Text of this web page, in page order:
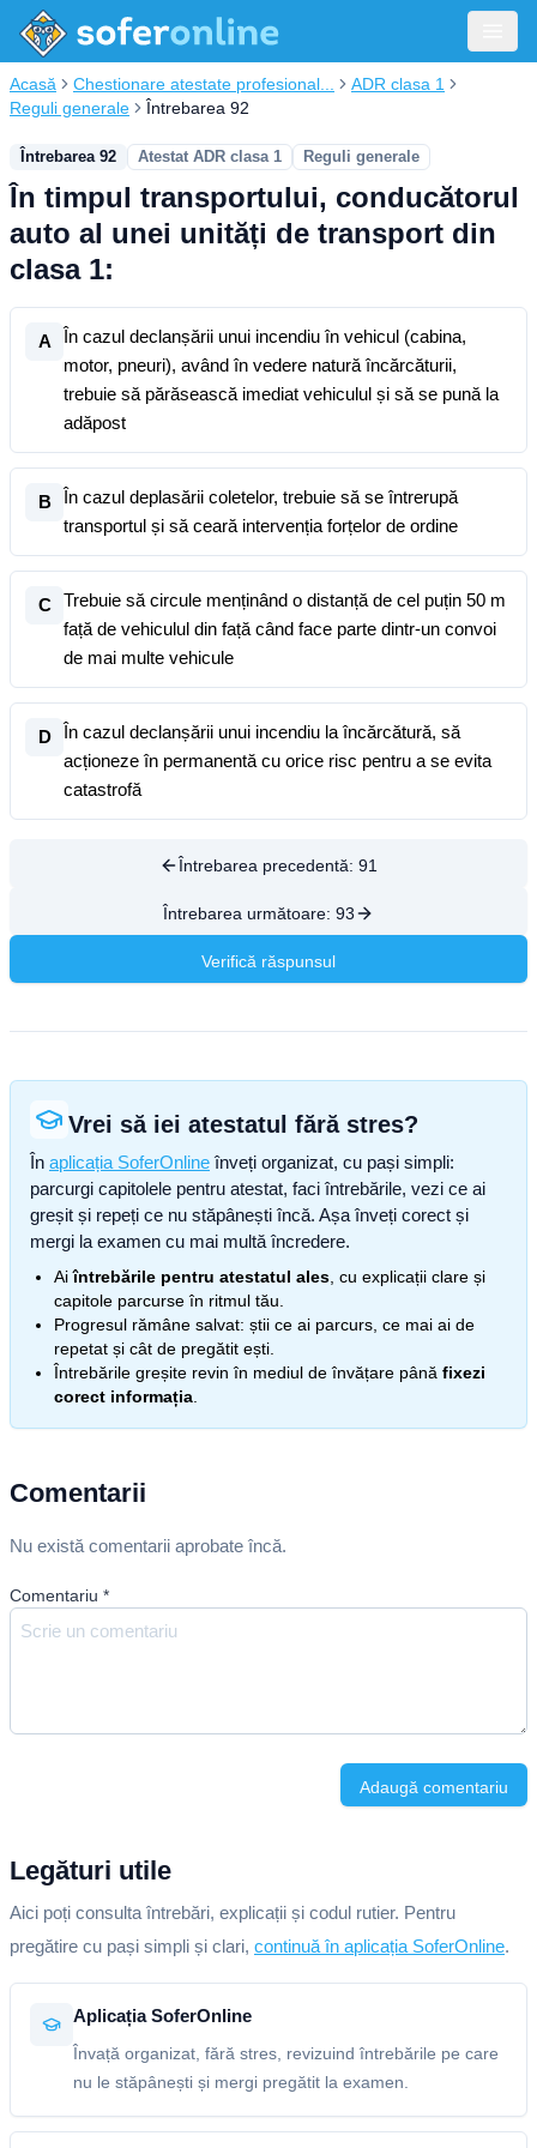
Acasă Chestionare atestate profesional...
ADR clasa 1
Reguli generale
Întrebarea 92
Întrebarea 92 Atestat ADR clasa 1 Reguli generale
În timpul transportului, conducătorul
auto al unei unități de transport din
clasa 1:
A
În cazul declanșării unui incendiu în vehicul (cabina,
motor, pneuri), având în vedere natură încărcăturii,
trebuie să părăsească imediat vehiculul și să se pună la
adăpost
B
În cazul deplasării coletelor, trebuie să se întrerupă
transportul și să ceară intervenția forțelor de ordine
C
Trebuie să circule menținând o distanță de cel puțin 50 m
față de vehiculul din față când face parte dintr-un convoi
de mai multe vehicule
D
În cazul declanșării unui incendiu la încărcătură, să
acționeze în permanentă cu orice risc pentru a se evita
catastrofă
Întrebarea precedentă: 91
Întrebarea următoare: 93
Verifică răspunsul
Vrei să iei atestatul fără stres?
În aplicația SoferOnline înveți organizat, cu pași simpli:
parcurgi capitolele pentru atestat, faci întrebările, vezi ce ai
greșit și repeți ce nu stăpânești încă. Așa înveți corect și
mergi la examen cu mai multă încredere.
Aiîntrebările pentru atestatul ales , cu explicații clare și
capitole parcurse în ritmul tău.
Progresul rămâne salvat: știi ce ai parcurs, ce mai ai de
repetat și cât de pregătit ești.
Întrebările greșite revin în mediul de învățare până fixezi
corect informația
Comentarii
Nu există comentarii aprobate încă.
Comentariu *
Adaugă comentariu
Legături utile
Aici poți consulta întrebări, explicații și codul rutier. Pentru
pregătire cu pași simpli și clari, continuă în aplicația SoferOnline.
Aplicația SoferOnline
Învață organizat, fără stres, revizuind întrebările pe care
nu le stăpânești și mergi pregătit la examen.